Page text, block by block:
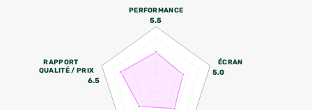
PERFORMANCE
5.5
ÉCRAN
5.0
RAPPORT
QUALITÉ / PRIX
6.5